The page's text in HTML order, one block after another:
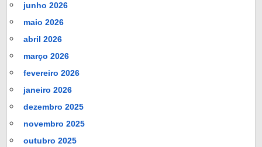
junho 2026
maio 2026
abril 2026
março 2026
fevereiro 2026
janeiro 2026
dezembro 2025
novembro 2025
outubro 2025